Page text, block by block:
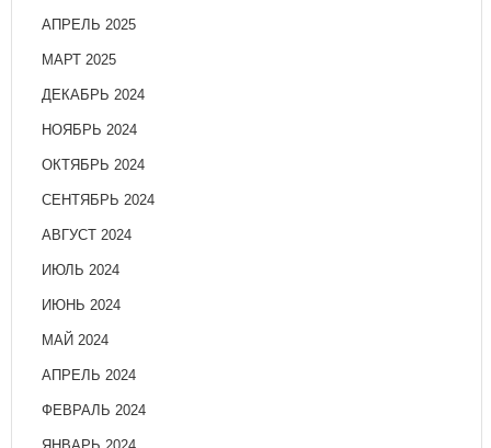
АПРЕЛЬ 2025
МАРТ 2025
ДЕКАБРЬ 2024
НОЯБРЬ 2024
ОКТЯБРЬ 2024
СЕНТЯБРЬ 2024
АВГУСТ 2024
ИЮЛЬ 2024
ИЮНЬ 2024
МАЙ 2024
АПРЕЛЬ 2024
ФЕВРАЛЬ 2024